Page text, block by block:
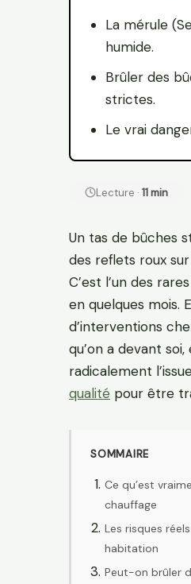
La mérule
humide.
Brûler des
strictes.
Le vrai
Lecture · 11 min
Un tas de bûches
des reflets roux
C’est l’un des
en quelques mois.
d’interventions
qu’on a devant
radicalement
qualité pour être
SOMMAIRE
Ce qu’est
chauffage
Les risques
habitation
Peut-on brûler